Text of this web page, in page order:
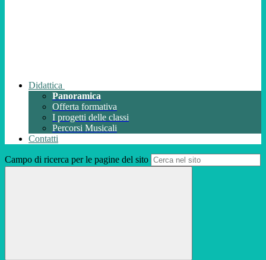
Didattica
Panoramica
Offerta formativa
I progetti delle classi
Percorsi Musicali
Contatti
Campo di ricerca per le pagine del sito